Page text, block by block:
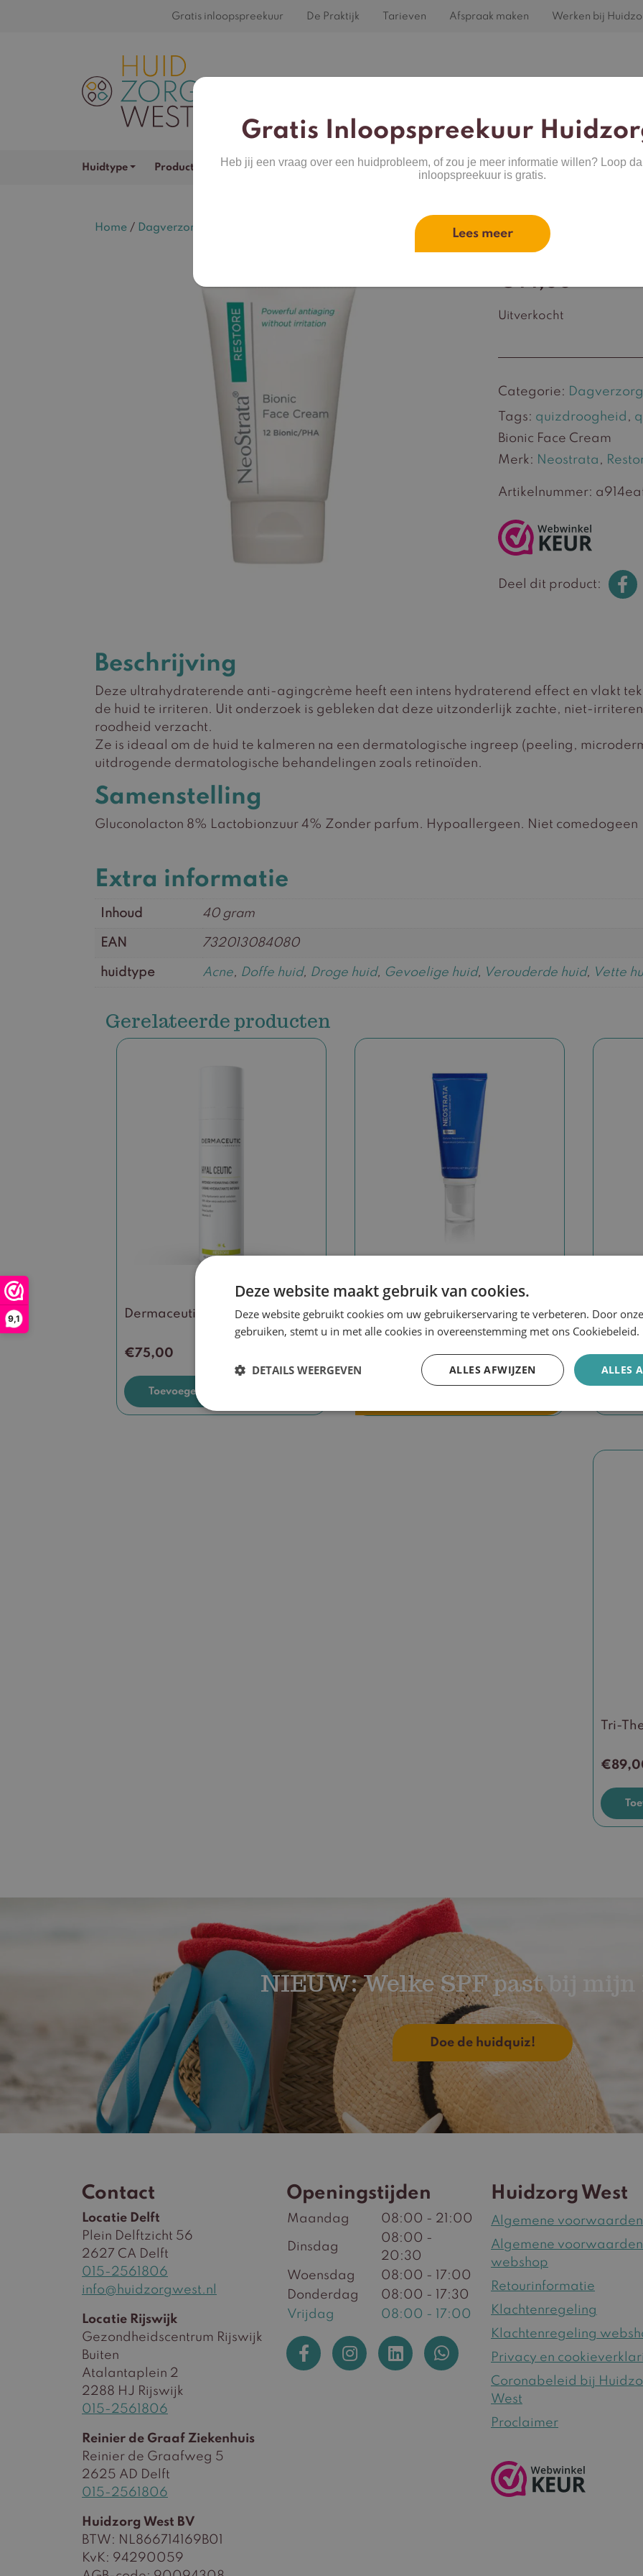
9,1
Gratis inloopspreekuur De Praktijk Tarieven Afspraak maken Werken bij
Huidtype Productcategorieën Merken
Home / Dagverzorging
Bionic
€44,00
Uitverkocht
Artikelnummer:
Categorie:
Tags: quizdroogheid ,
Bionic Face Cream
Deel dit product:
Merk: Neostrata ,
Beschrijving
Deze ultrahydraterende anti-agingcrème heeft een intens hydraterend effect en vlakt
de huid te irriteren. Uit onderzoek is gebleken dat deze uitzonderlijk zachte, niet-
roodheid verzacht.
Ze is ideaal om de huid te kalmeren na een dermatologische ingreep (peeling,
uitdrogende dermatologische behandelingen zoals retinoïden.
Samenstelling
Gluconolacton 8% Lactobionzuur 4% Zonder parfum. Hypoallergeen. Niet comedogeen
Extra informatie
Inhoud 40 gram
EAN 732013084080
huidtype Acne, Doffe huid, Droge huid, Gevoelige huid, Verouderde huid, Vette
Gerelateerde producten
Dermaceutic Hyal Ceutic
€75,00
Toevoegen aan winkelwagen
Skin Active Cellular Restoration Biretix
€
Tri-
€
NIEUW: Welke SPF past bij mijn
Doe de huidquiz!
Contact
Locatie Delft
Plein Delftzicht 56
2627 CA Delft
015-2561806
info@huidzorgwest.nl
Locatie Rijswijk
Gezondheidscentrum Rijswijk
Buiten
Atalantaplein 2
2288 HJ Rijswijk
015-2561806
Reinier de Graaf Ziekenhuis
Reinier de Graafweg 5
2625 AD Delft
015-2561806
Huidzorg West BV
BTW: NL866714169B01
KvK: 94290059
Openingstijden
Maandag 08:00 - 21:00
Dinsdag
08:00 -
20:30
Woensdag
08:00 - 17:00
Donderdag
08:00 - 17:30
Vrijdag
08:00 - 17:00
Huidzorg West
Algemene voorwaarden
Algemene voorwaarden
webshop
Retourinformatie
Klachtenregeling
Klachtenregeling
Privacy en
Coronabeleid bij
West
Proclaimer
Gratis Inloopspreekuur
Heb jij een vraag over een huidprobleem, of zou je meer informatie willen? Loop
inloopspreekuur is gratis.
Lees meer
Deze website maakt gebruik van cookies.
Deze website gebruikt cookies om uw gebruikerservaring te verbeteren. Door
gebruiken, stemt u in met alle cookies in overeenstemming met ons Cookiebeleid.
ALLES
ALLES AFWIJZEN
DETAILS WEERGEVEN